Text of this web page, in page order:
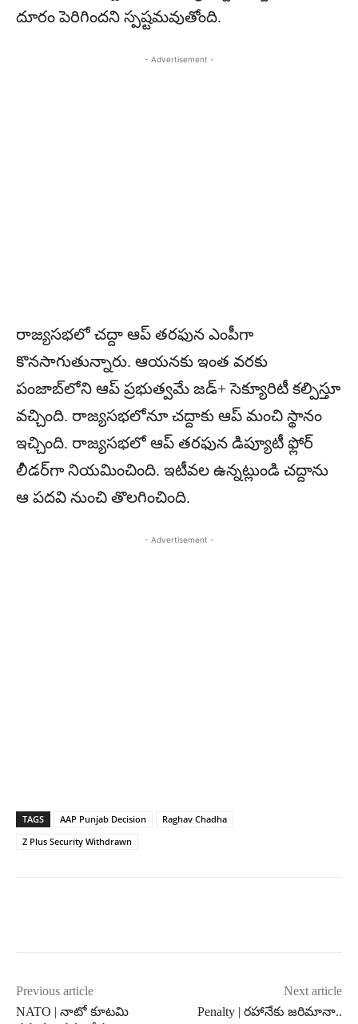
దూరం పెరిగిందని స్పష్టమవుతోంది.
- Advertisement -
రాజ్యసభలో చద్దా ఆప్ తరఫున ఎంపీగా
కొనసాగుతున్నారు. ఆయనకు ఇంత వరకు
పంజాబ్‌లోని ఆప్ ప్రభుత్వమే జడ్+ సెక్యూరిటీ కల్పిస్తూ
వచ్చింది. రాజ్యసభలోనూ చద్దాకు ఆప్ మంచి స్థానం
ఇచ్చింది. రాజ్యసభలో ఆప్ తరఫున డిప్యూటీ ఫ్లోర్
లీడర్‌గా నియమించింది. ఇటీవల ఉన్నట్లుండి చద్దాను
ఆ పదవి నుంచి తొలగించింది.
- Advertisement -
TAGS AAP Punjab Decision
Raghav Chadha
Z Plus Security Withdrawn
Previous article
NATO | నాటో కూటమి
Next article
Penalty | రహానేకు జరిమానా..